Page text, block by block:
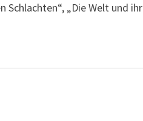
„Die Welt und